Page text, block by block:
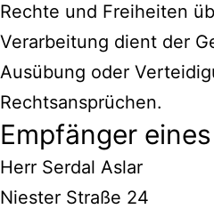
Rechte und Freiheiten
Verarbeitung dient der
Ausübung oder
Rechtsansprüchen.
Empfänger
Herr Serdal Aslar
Niester Straße 24